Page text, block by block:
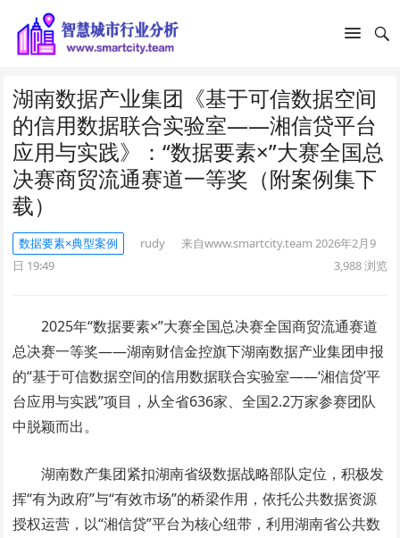
湖南数据产业集团《基于可信数据空间
的信用数据联合实验室——湘信贷平台
应用与实践》：“数据要素×”大赛全国总
决赛商贸流通赛道一等奖（附案例集下
载）
数据要素×典型案例 rudy 来自www.smartcity.team 2026年2月9
日 19:49
3,988浏览
2025年“数据要素×”大赛全国总决赛全国商贸流通赛道
总决赛一等奖——湖南财信金控旗下湖南数据产业集团申报
的“基于可信数据空间的信用数据联合实验室——‘湘信贷’平
台应用与实践”项目，从全省636家、全国2.2万家参赛团队
中脱颖而出。
湖南数产集团紧扣湖南省级数据战略部队定位，积极发
挥“有为政府”与“有效市场”的桥梁作用，依托公共数据资源
授权运营，以“湘信贷”平台为核心纽带，利用湖南省公共数